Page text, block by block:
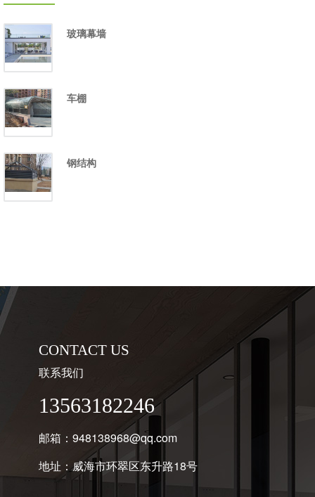
玻璃幕墙
车棚
钢结构
CONTACT US
联系我们
13563182246
邮箱：948138968@qq.com
地址：威海市环翠区东升路18号